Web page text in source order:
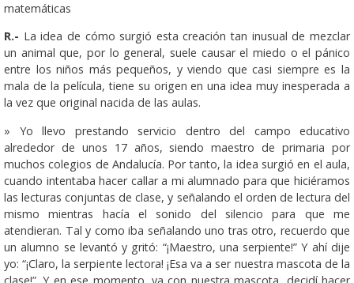
matemáticas
R.- La idea de cómo surgió esta creación tan inusual de mezclar
un animal que, por lo general, suele causar el miedo o el pánico
entre los niños más pequeños, y viendo que casi siempre es la
mala de la película, tiene su origen en una idea muy inesperada a
la vez que original nacida de las aulas.
» Yo llevo prestando servicio dentro del campo educativo
alrededor de unos 17 años, siendo maestro de primaria por
muchos colegios de Andalucía. Por tanto, la idea surgió en el aula,
cuando intentaba hacer callar a mi alumnado para que hiciéramos
las lecturas conjuntas de clase, y señalando el orden de lectura del
mismo mientras hacía el sonido del silencio para que me
atendieran. Tal y como iba señalando uno tras otro, recuerdo que
un alumno se levantó y gritó: “¡Maestro, una serpiente!” Y ahí dije
yo: “¡Claro, la serpiente lectora! ¡Esa va a ser nuestra mascota de la